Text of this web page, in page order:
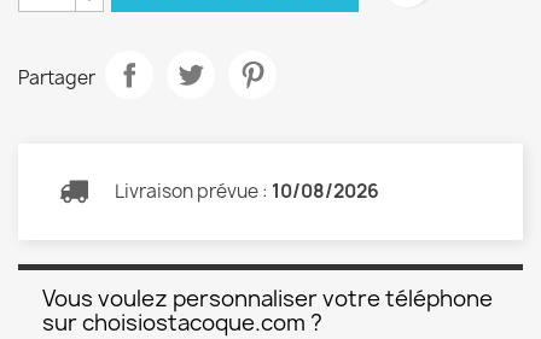
Partager
Livraison prévue : 10/08/2026
Vous voulez personnaliser votre téléphone
sur choisiostacoque.com ?